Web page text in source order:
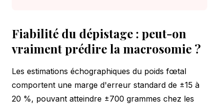
Fiabilité du dépistage : peut-on
vraiment prédire la macrosomie ?
Les estimations échographiques du poids fœtal
comportent une marge d'erreur standard de ±15 à
20 %, pouvant atteindre ±700 grammes chez les